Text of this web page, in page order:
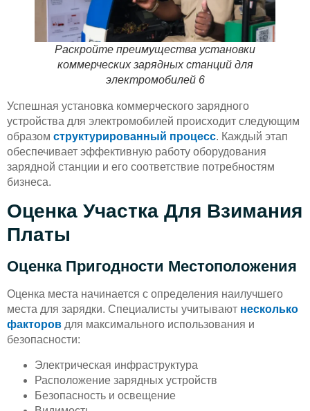
Раскройте преимущества установки
коммерческих зарядных станций для
электромобилей 6
Успешная установка коммерческого зарядного
устройства для электромобилей происходит следующим
образом структурированный процесс. Каждый этап
обеспечивает эффективную работу оборудования
зарядной станции и его соответствие потребностям
бизнеса.
Оценка Участка Для Взимания
Платы
Оценка Пригодности Местоположения
Оценка места начинается с определения наилучшего
места для зарядки. Специалисты учитывают несколько
факторов для максимального использования и
безопасности:
Электрическая инфраструктура
Расположение зарядных устройств
Безопасность и освещение